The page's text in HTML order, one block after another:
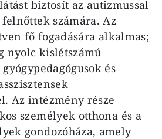
biztosít az autizmussal
számára. Az
fő fogadására alkalmas;
nyolc kislétszámú
és
Az intézmény része
személyek otthona és a
gondozóháza, amely